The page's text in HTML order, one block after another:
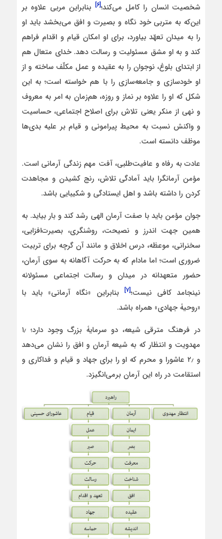
شخصیت انسان را کامل می‌کند؛[۶]
بنابراین مربی علاوه بر
این‌که به متربی خود نگاه و بصیرت و افق می‌بخشد باید او
را به میدان تعهّد بیاورد، برای او امکان قیام و اقدام فراهم
کند و به او مشق مسئولیت و رسالت دهد. خدای متعال هم
از ابتدای بلوغ، نوجوان را به عقیده و عمل مکلّف ساخته و از
او خودسازی و جامعه‌سازی را با هم خواسته است؛ به این
شکل که او را علاوه بر نماز و روزه، هم‌زمان به امر به معروف
و نهی از منکر یعنی تلاش برای اصلاح اجتماعی، حساسیت
و واکنش نسبت به محیط پیرامونی و قیام بر علیه بدی‌ها
موظف دانسته است.
عادت به رفاه و عافیت‌طلبی، آفت مهم زندگی آرمانی است.
مؤمن آرمانگرا باید آمادگی تلاش، رنج کشیدن و مجاهدت
کردن را داشته باشد و اهل ایستادگی و شکیبایی باشد.
جوان مؤمن باید با صفت آرمان الهی رشد کند و بار بیاید. به
همین جهت اندرز و نصیحت، روشنگری، بصیرت‌افزایی،
سخنرانی، موعظه، درس اخلاق و مانند آن گرچه برای تربیت
ضروری است؛ اما مادام که به حرکت آگاهانه به سوی آرمان،
حضور متعهدانه در میدان و رسالت اجتماعی مسئولانه
نینجامد کافی نیست؛[۷]
بنابراین «نگاه آرمانی» باید با
«روحیۀ جهادی» همراه باشد.
در فرهنگ مترقی شیعه، دو سرمایۀ بزرگ وجود دارد؛ ۱٫
مهدویت و انتظار که به شیعه آرمان و افق را نشان می‌دهد
و ۲٫ عاشورا و محرم که او را برای جهاد و قیام و فداکاری و
استقامت در راه این آرمان برمی‌انگیزد.